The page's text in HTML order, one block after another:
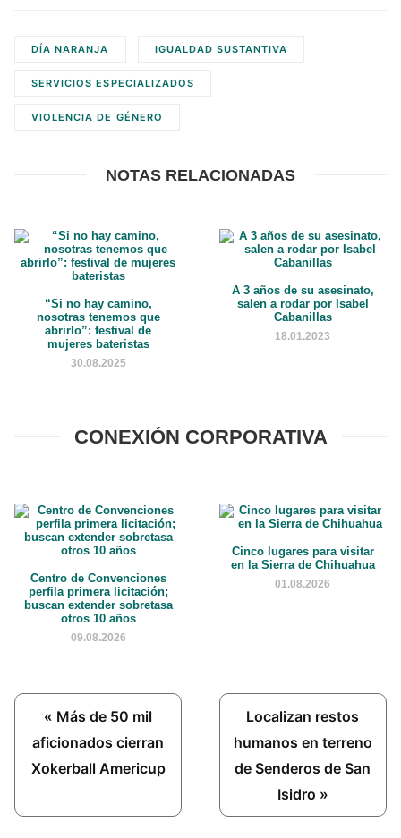
DÍA NARANJA IGUALDAD SUSTANTIVA
SERVICIOS ESPECIALIZADOS
VIOLENCIA DE GÉNERO
NOTAS RELACIONADAS
“Si no hay camino,
nosotras tenemos que
abrirlo”: festival de
mujeres bateristas
30.08.2025
A 3 años de su asesinato,
salen a rodar por Isabel
Cabanillas
18.01.2023
CONEXIÓN CORPORATIVA
Centro de Convenciones
perfila primera licitación;
buscan extender sobretasa
otros 10 años
09.08.2026
Cinco lugares para visitar
en la Sierra de Chihuahua
01.08.2026
Previous
Post:
« Más de 50 mil
aficionados cierran
Xokerball Americup
Next
Post:
Localizan restos
humanos en terreno
de Senderos de San
Isidro »